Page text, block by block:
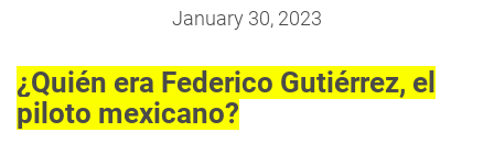
January 30, 2023
¿Quién era Federico Gutiérrez, el
piloto mexicano?